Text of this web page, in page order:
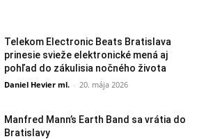
Telekom Electronic Beats Bratislava
prinesie svieže elektronické mená aj
pohľad do zákulisia nočného života
Daniel Hevier ml. - 20. mája 2026
Manfred Mann’s Earth Band sa vrátia do
Bratislavy